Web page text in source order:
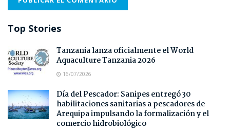
Top Stories
Tanzania lanza oficialmente el World
Aquaculture Tanzania 2026
16/07/2026
Día del Pescador: Sanipes entregó 30
habilitaciones sanitarias a pescadores de
Arequipa impulsando la formalización y el
comercio hidrobiológico